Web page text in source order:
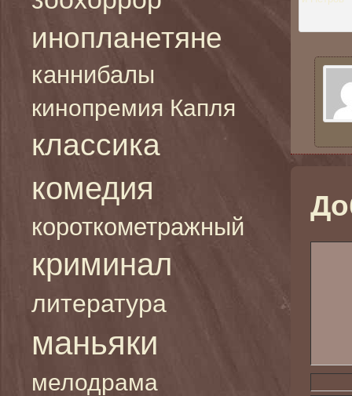
инопланетяне
каннибалы
кинопремия Капля
классика
комедия
короткометражный
криминал
литература
маньяки
мелодрама